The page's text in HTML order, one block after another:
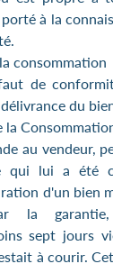
à la
consommation
de
du
au vendeur,
qui lui a été
d'un bien
la
sept jours
à courir.